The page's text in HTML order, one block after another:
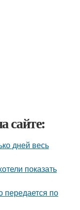
сайте:
дней весь
показать
передается по